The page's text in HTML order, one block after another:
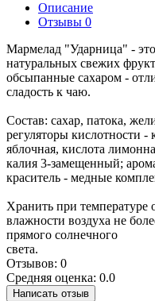
Описание
Отзывы 0
Мармелад "Ударница" -
натуральных свежих
обсыпанные сахаром -
сладость к чаю.
Состав: сахар, патока,
регуляторы кислотности -
яблочная, кислота
калия 3-замещенный;
краситель - медные
Хранить при температуре
влажности воздуха не
прямого солнечного
света.
Отзывов: 0
Средняя оценка: 0.0
Написать отзыв